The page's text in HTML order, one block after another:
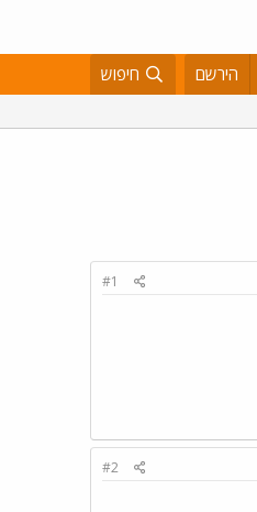
הירשם חיפוש
#1
#2